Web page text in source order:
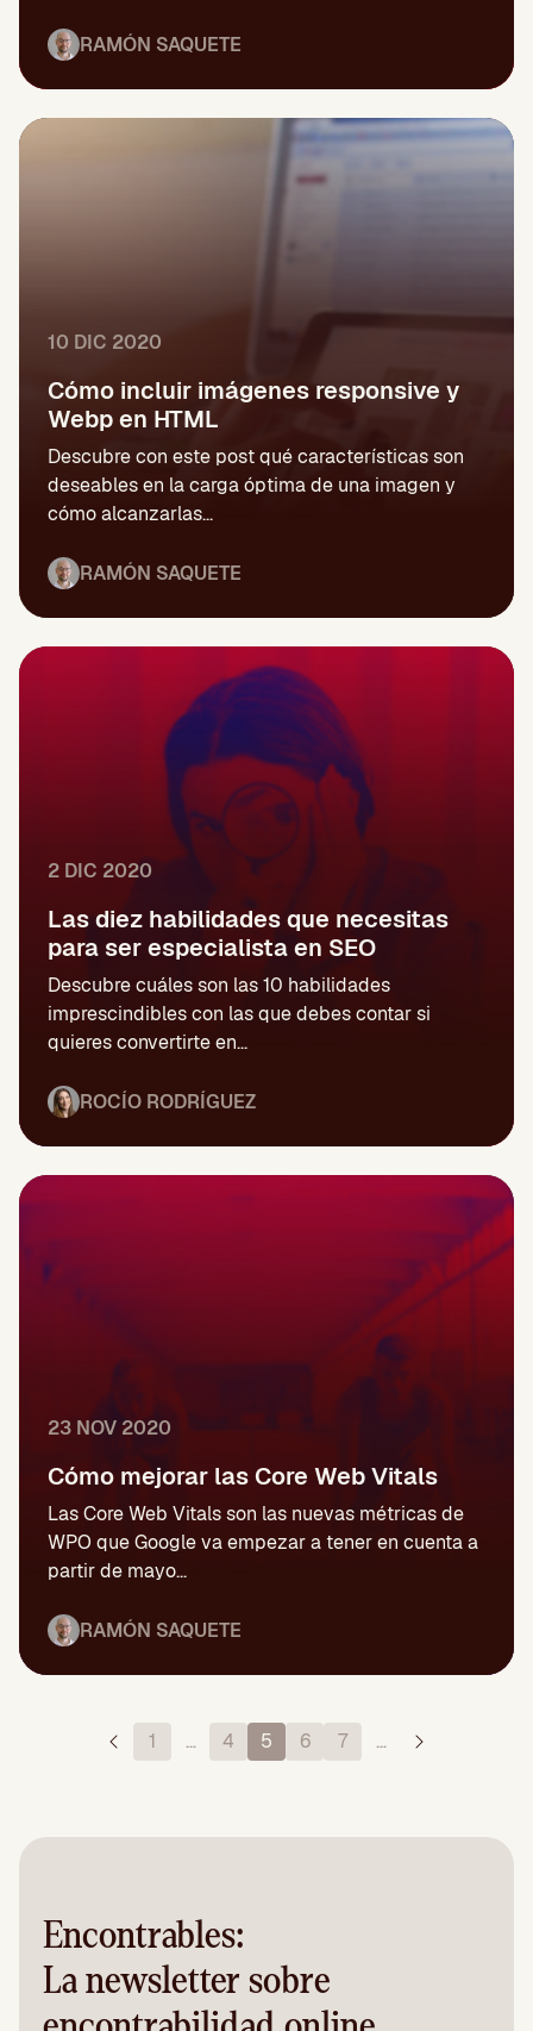
RAMÓN SAQUETE
10 DIC 2020
Cómo incluir imágenes responsive y
Webp en HTML
Descubre con este post qué características son
deseables en la carga óptima de una imagen y
cómo alcanzarlas...
RAMÓN SAQUETE
2 DIC 2020
Las diez habilidades que necesitas
para ser especialista en SEO
Descubre cuáles son las 10 habilidades
imprescindibles con las que debes contar si
quieres convertirte en...
ROCÍO RODRÍGUEZ
23 NOV 2020
Cómo mejorar las Core Web Vitals
Las Core Web Vitals son las nuevas métricas de
WPO que Google va empezar a tener en cuenta a
partir de mayo...
RAMÓN SAQUETE
1 … 4 5 6 7 …
Encontrables:
La newsletter sobre